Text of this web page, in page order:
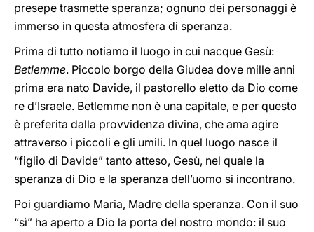
presepe trasmette speranza; ognuno dei personaggi è
immerso in questa atmosfera di speranza.
Prima di tutto notiamo il luogo in cui nacque Gesù:
Betlemme. Piccolo borgo della Giudea dove mille anni
prima era nato Davide, il pastorello eletto da Dio come
re d’Israele. Betlemme non è una capitale, e per questo
è preferita dalla provvidenza divina, che ama agire
attraverso i piccoli e gli umili. In quel luogo nasce il
“figlio di Davide” tanto atteso, Gesù, nel quale la
speranza di Dio e la speranza dell’uomo si incontrano.
Poi guardiamo Maria, Madre della speranza. Con il suo
“sì” ha aperto a Dio la porta del nostro mondo: il suo